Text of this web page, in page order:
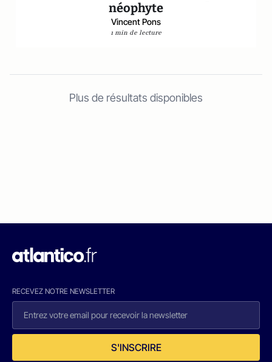
néophyte
Vincent Pons
1 min de lecture
Plus de résultats disponibles
RECEVEZ NOTRE NEWSLETTER
S'INSCRIRE